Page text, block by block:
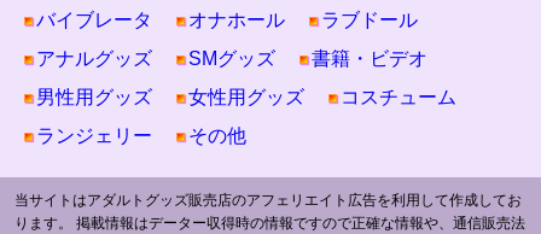
バイブレータ
オナホール
ラブドール
アナルグッズ
SMグッズ
書籍・ビデオ
男性用グッズ
女性用グッズ
コスチューム
ランジェリー
その他
当サイトはアダルトグッズ販売店のアフェリエイト広告を利用して作成してお
ります。 掲載情報はデーター収得時の情報ですので正確な情報や、通信販売法